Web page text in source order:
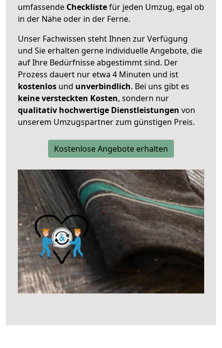
umfassende Checklistefür jeden Umzug, egal ob
in der Nähe oder in der Ferne.
Unser Fachwissen steht Ihnen zur Verfügung
und Sie erhalten gerne individuelle Angebote, die
auf Ihre Bedürfnisse abgestimmt sind. Der
Prozess dauert nur etwa 4 Minuten und ist
kostenlos und unverbindlich. Bei uns gibt es
keine versteckten Kosten, sondern nur
qualitativ hochwertige Dienstleistungen von
unserem Umzugspartner zum günstigen Preis.
Kostenlose Angebote erhalten